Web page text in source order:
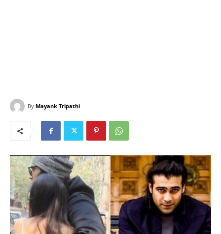
By Mayank Tripathi